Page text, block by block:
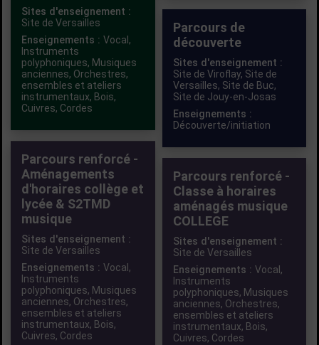
Sites d'enseignement :
Site de Versailles
Enseignements : Vocal ,
Instruments
polyphoniques, Musiques
anciennes, Orchestres,
ensembles et ateliers
instrumentaux, Bois,
Cuivres, Cordes
Parcours de
découverte
Sites d'enseignement :
Site de Viroflay, Site de
Versailles, Site de Buc,
Site de Jouy-en-Josas
Enseignements :
Découverte/initiation
Parcours renforcé -
Aménagements
d'horaires collège et
lycée & S2TMD
musique
Sites d'enseignement :
Site de Versailles
Enseignements : Vocal ,
Instruments
polyphoniques, Musiques
anciennes, Orchestres,
ensembles et ateliers
instrumentaux, Bois,
Cuivres, Cordes
Parcours renforcé -
Classe à horaires
aménagés musique
COLLEGE
Sites d'enseignement :
Site de Versailles
Enseignements : Vocal ,
Instruments
polyphoniques, Musiques
anciennes, Orchestres,
ensembles et ateliers
instrumentaux, Bois,
Cuivres, Cordes